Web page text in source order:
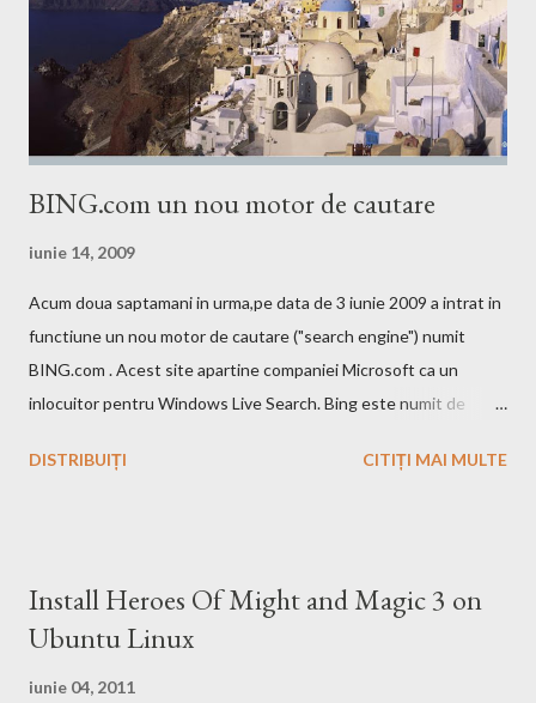
BING.com un nou motor de cautare
iunie 14, 2009
Acum doua saptamani in urma,pe data de 3 iunie 2009 a intrat in
functiune un nou motor de cautare ("search engine") numit
BING.com . Acest site apartine companiei Microsoft ca un
inlocuitor pentru Windows Live Search. Bing este numit de
Bing da si un mic exemplu cum poti sa castigi bani de pe urma
care face acest lucru. Ramane la decizia voastra ce motor de
cautare sa folositi!
DISTRIBUIȚI CITIȚI MAI MULTE
Install Heroes Of Might and Magic 3 on
Ubuntu Linux
iunie 04, 2011